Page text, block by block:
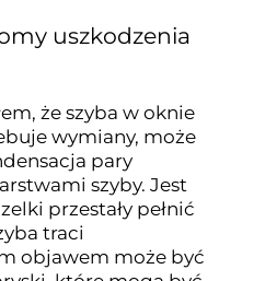
uszkodzenia
że szyba w oknie
wymiany, może
pary
szyby. Jest
przestały pełnić
traci
objawem może być